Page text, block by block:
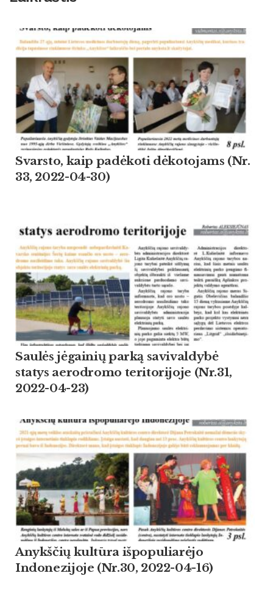
Svarsto, kaip padėkoti dėkotojams (Nr.
33, 2022-04-30)
Saulės jėgainių parką savivaldybė
statys aerodromo teritorijoje (Nr.31,
2022-04-23)
Anykščių kultūra išpopuliarėjo
Indonezijoje (Nr.30, 2022-04-16)